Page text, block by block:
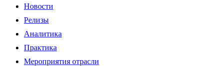
Новости
Релизы
Аналитика
Практика
Мероприятия отрасли